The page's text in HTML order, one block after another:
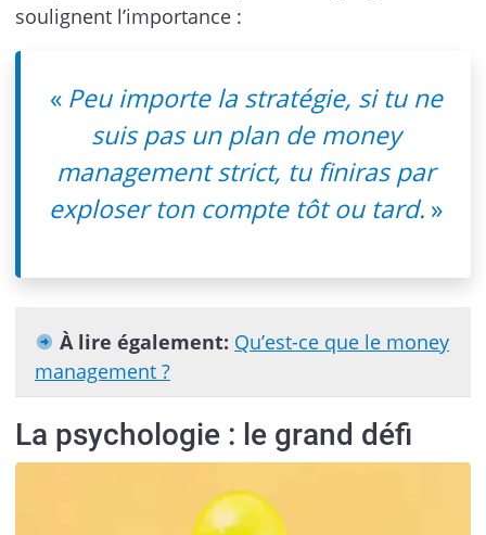
soulignent l’importance :
« Peu importe la stratégie, si tu ne
suis pas un plan de money
management strict, tu finiras par
exploser ton compte tôt ou tard. »
À lire également: Qu’est-ce que le money
management ?
La psychologie : le grand défi